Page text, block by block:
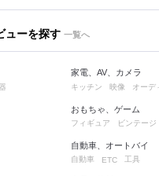
ューを探す 一覧へ
家電、AV、カメラ
キッチン 映像 オーデ
おもちゃ、ゲーム
フィギュア ビンテージ
自動車、オートバイ
自動車 ETC 工具